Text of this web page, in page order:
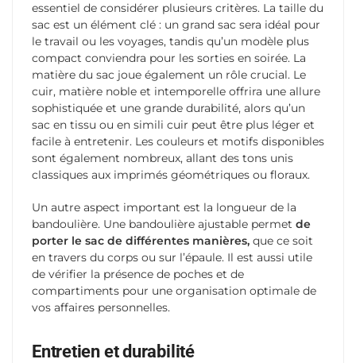
essentiel de considérer plusieurs critères. La taille du
sac est un élément clé : un grand sac sera idéal pour
le travail ou les voyages, tandis qu’un modèle plus
compact conviendra pour les sorties en soirée. La
matière du sac joue également un rôle crucial. Le
cuir, matière noble et intemporelle offrira une allure
sophistiquée et une grande durabilité, alors qu’un
sac en tissu ou en simili cuir peut être plus léger et
facile à entretenir. Les couleurs et motifs disponibles
sont également nombreux, allant des tons unis
classiques aux imprimés géométriques ou floraux.
Un autre aspect important est la longueur de la
bandoulière. Une bandoulière ajustable permet de
porter le sac de différentes manières, que ce soit
en travers du corps ou sur l’épaule. Il est aussi utile
de vérifier la présence de poches et de
compartiments pour une organisation optimale de
vos affaires personnelles.
Entretien et durabilité